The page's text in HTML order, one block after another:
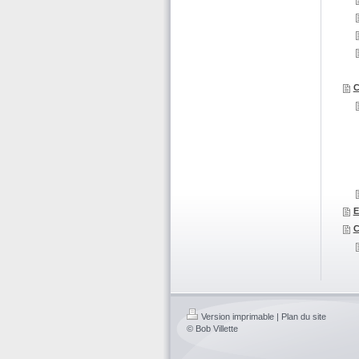
Version imprimable | Plan du site
© Bob Villette